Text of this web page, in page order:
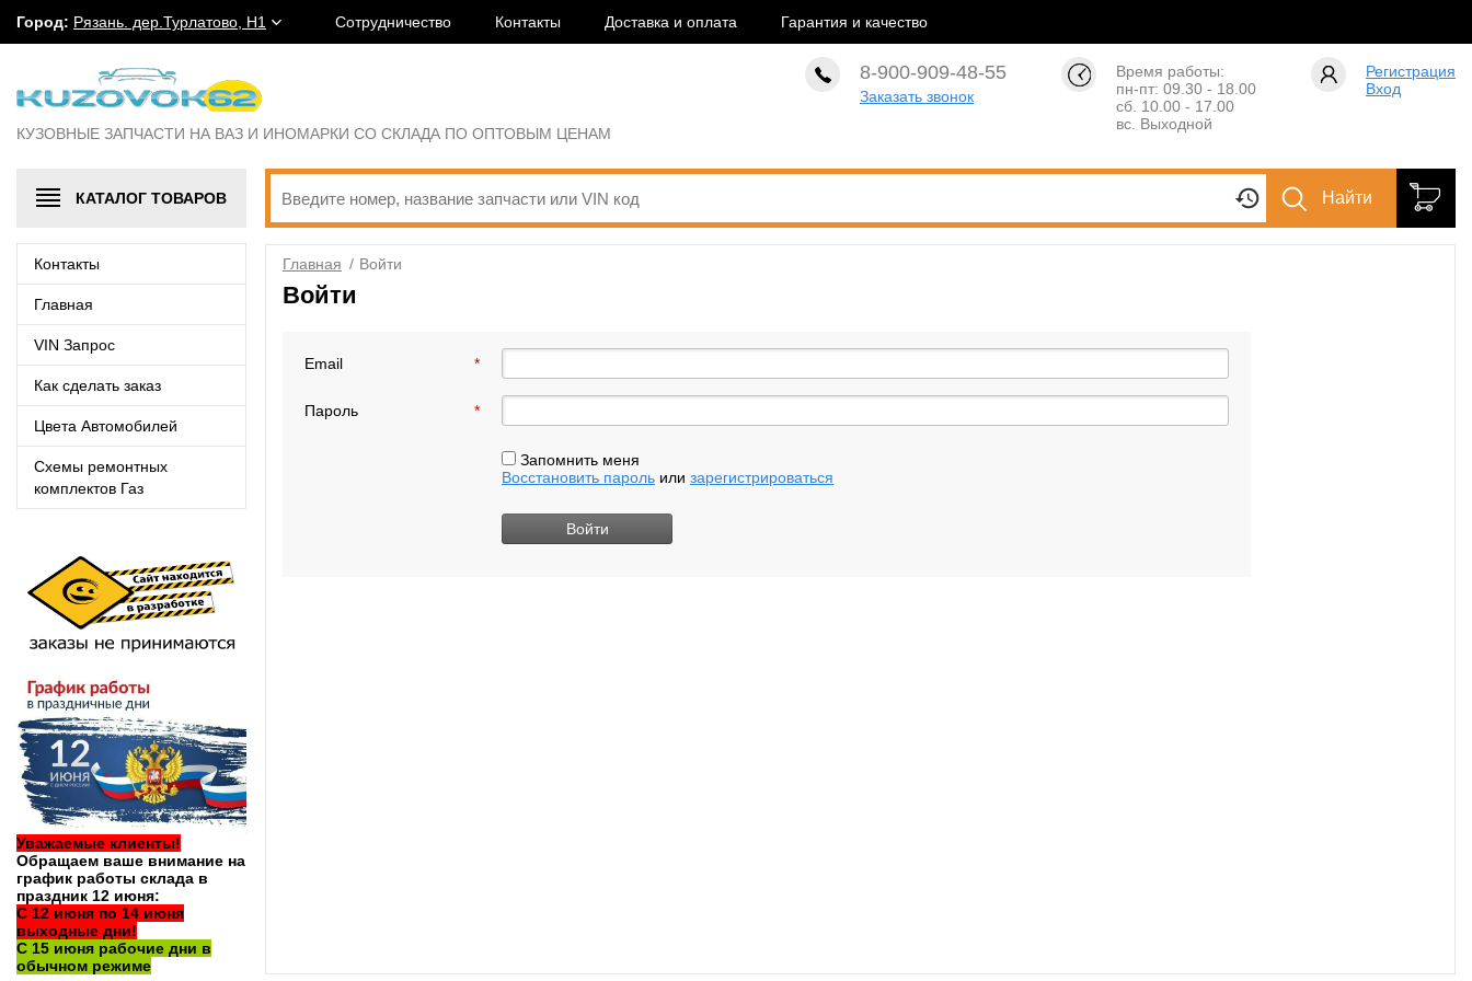
Город: Рязань. дер.Турлатово, Н1 Сотрудничество Контакты Доставка и оплата Гарантия и качество
КУЗОВНЫЕ ЗАПЧАСТИ НА ВАЗ И ИНОМАРКИ СО СКЛАДА ПО ОПТОВЫМ ЦЕНАМ
8-900-909-48-55
Заказать звонок
Время работы:
пн-пт: 09.30 - 18.00
сб. 10.00 - 17.00
вс. Выходной
Регистрация
Вход
КАТАЛОГ ТОВАРОВ Найти
Контакты
Главная
VIN Запрос
Как сделать заказ
Цвета Автомобилей
Схемы ремонтных
комплектов Газ
Уважаемые клиенты!
Обращаем ваше внимание на
график работы склада в
праздник 12 июня:
С 12 июня по 14 июня
выходные дни!
С 15 июня рабочие дни в
обычном режиме
Главная / Войти
Войти
Email *
Пароль *
Запомнить меня
Восстановить пароль или зарегистрироваться